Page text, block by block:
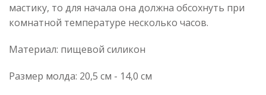
мастику, то для начала она должна обсохнуть при
комнатной температуре несколько часов.
Материал: пищевой силикон
Размер молда: 20,5 см - 14,0 см